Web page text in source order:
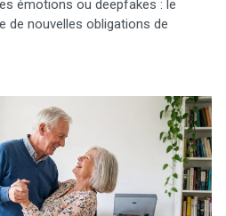
émotions ou deepfakes : le
de nouvelles obligations de